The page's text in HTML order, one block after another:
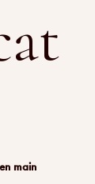
main